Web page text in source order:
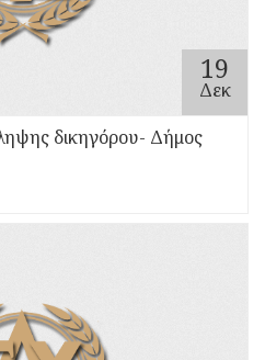
19
Δεκ
δικηγόρου- Δήμος